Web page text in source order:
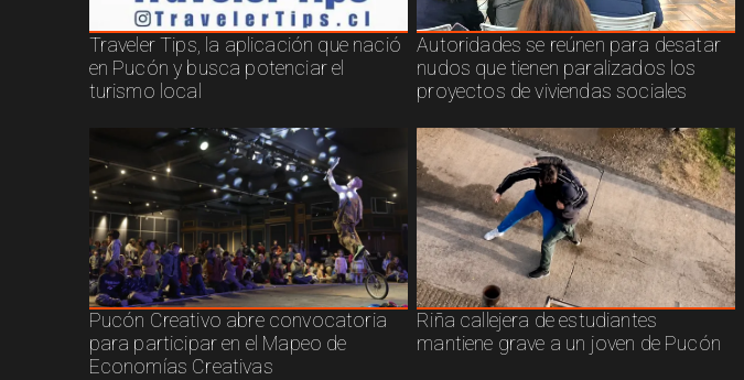
Traveler Tips, la aplicación que nació
en Pucón y busca potenciar el
turismo local
Autoridades se reúnen para desatar
nudos que tienen paralizados los
proyectos de viviendas sociales
Pucón Creativo abre convocatoria
para participar en el Mapeo de
Economías Creativas
Riña callejera de estudiantes
mantiene grave a un joven de Pucón